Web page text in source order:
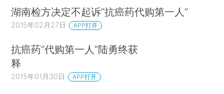
湖南检方决定不起诉“抗癌药代购第一人”
2015年02月27日 APP打开
抗癌药“代购第一人”陆勇终获
释
2015年01月30日 APP打开